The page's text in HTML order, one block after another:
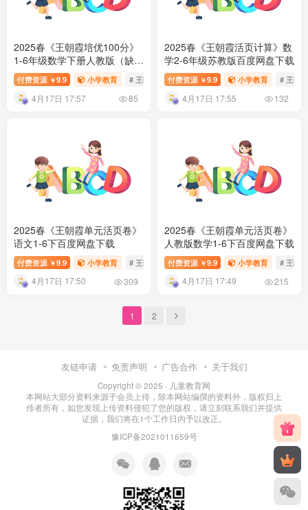
2025春《王朝霞培优100分》
1-6年级数学下册人教版（缺
2）百度网盘下载
付费资源 ￥9.9 小学教育 # 王朝霞 # 人教版 # 培优100分
4月17日 17:57 85
2025春《王朝霞活页计算》数
学2-6年级苏教版百度网盘下载
付费资源 ￥9.9 小学教育 # 王朝霞
4月17日 17:55 132
2025春《王朝霞单元活页卷》
语文1-6下百度网盘下载
付费资源 ￥9.9 小学教育 # 王朝霞 # 活页卷
4月17日 17:50 309
2025春《王朝霞单元活页卷》
人教版数学1-6下百度网盘下载
付费资源 ￥9.9 小学教育 # 王朝霞
4月17日 17:49 215
1 2
友链申请 免责声明 广告合作 关于我们
Copyright © 2025 · 儿童教育网
本网站大部分资料来源于会员上传，除本网站编撰的资料外，版权归上
传者所有，如您发现上传资料侵犯了您的版权，请立刻联系我们并提供
证据，我们将在1个工作日内予以改正。
豫ICP备2021011659号